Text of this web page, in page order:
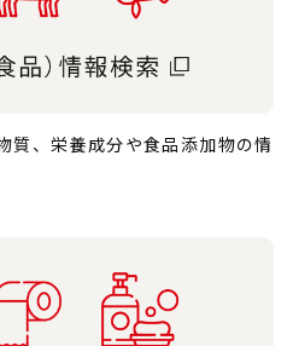
質、栄養成分や食品添加物の情